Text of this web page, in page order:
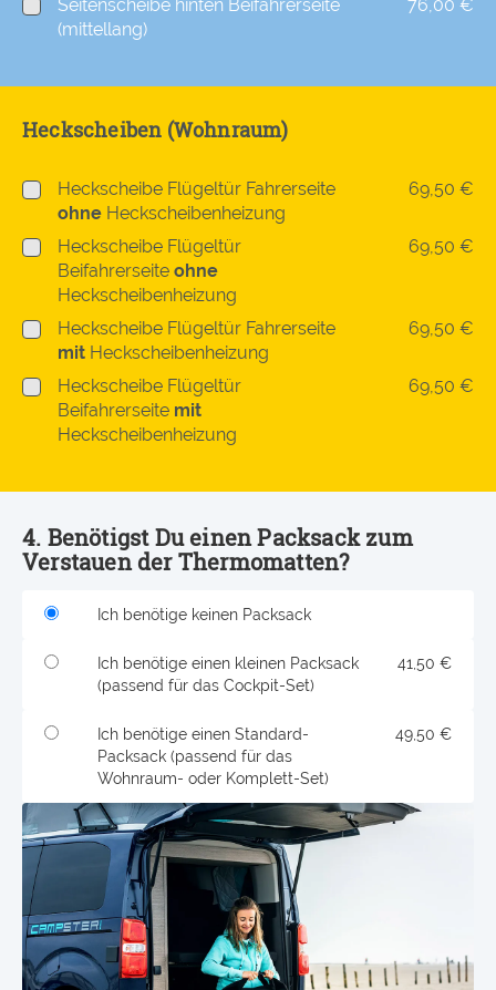
Seitenscheibe hinten Beifahrerseite
(mittellang)
76,00 €
Heckscheiben (Wohnraum)
Heckscheibe Flügeltür Fahrerseite
ohne Heckscheibenheizung
69,50 €
Heckscheibe Flügeltür
Beifahrerseite ohne
Heckscheibenheizung
69,50 €
Heckscheibe Flügeltür Fahrerseite
mit Heckscheibenheizung
69,50 €
Heckscheibe Flügeltür
Beifahrerseite mit
Heckscheibenheizung
69,50 €
4. Benötigst Du einen Packsack zum
Verstauen der Thermomatten?
Ich benötige keinen Packsack
Ich benötige einen kleinen Packsack
(passend für das Cockpit-Set)
41,50 €
Ich benötige einen Standard-
Packsack (passend für das
Wohnraum- oder Komplett-Set)
49,50 €